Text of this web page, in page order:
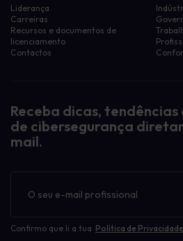
Cartazes de sensibilização
eLearning
Gestão de políticas
Estudo de caso
O nosso blogue
Liderança
Carreiras
Recursos e documentos de
licenciamento
Contactos
Receba dicas,
de cibersegurança
mail.
informativo
Confirmo que li a tua Política de Privacidade